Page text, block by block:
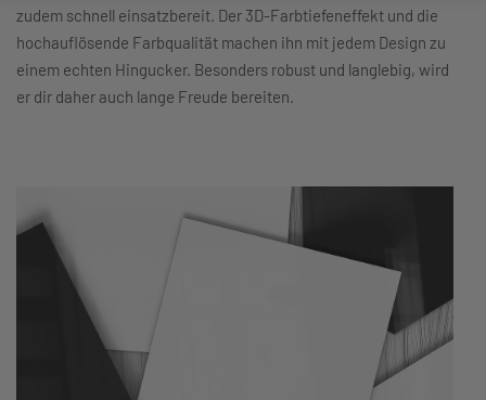
zudem schnell einsatzbereit. Der 3D-Farbtiefeneffekt und die
hochauflösende Farbqualität machen ihn mit jedem Design zu
einem echten Hingucker. Besonders robust und langlebig, wird
er dir daher auch lange Freude bereiten.